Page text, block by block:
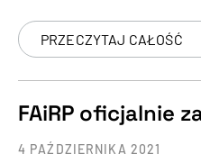
PRZECZYTAJ CAŁOŚĆ
FAiRP oficjalnie
4 PAŹDZIERNIKA 2021